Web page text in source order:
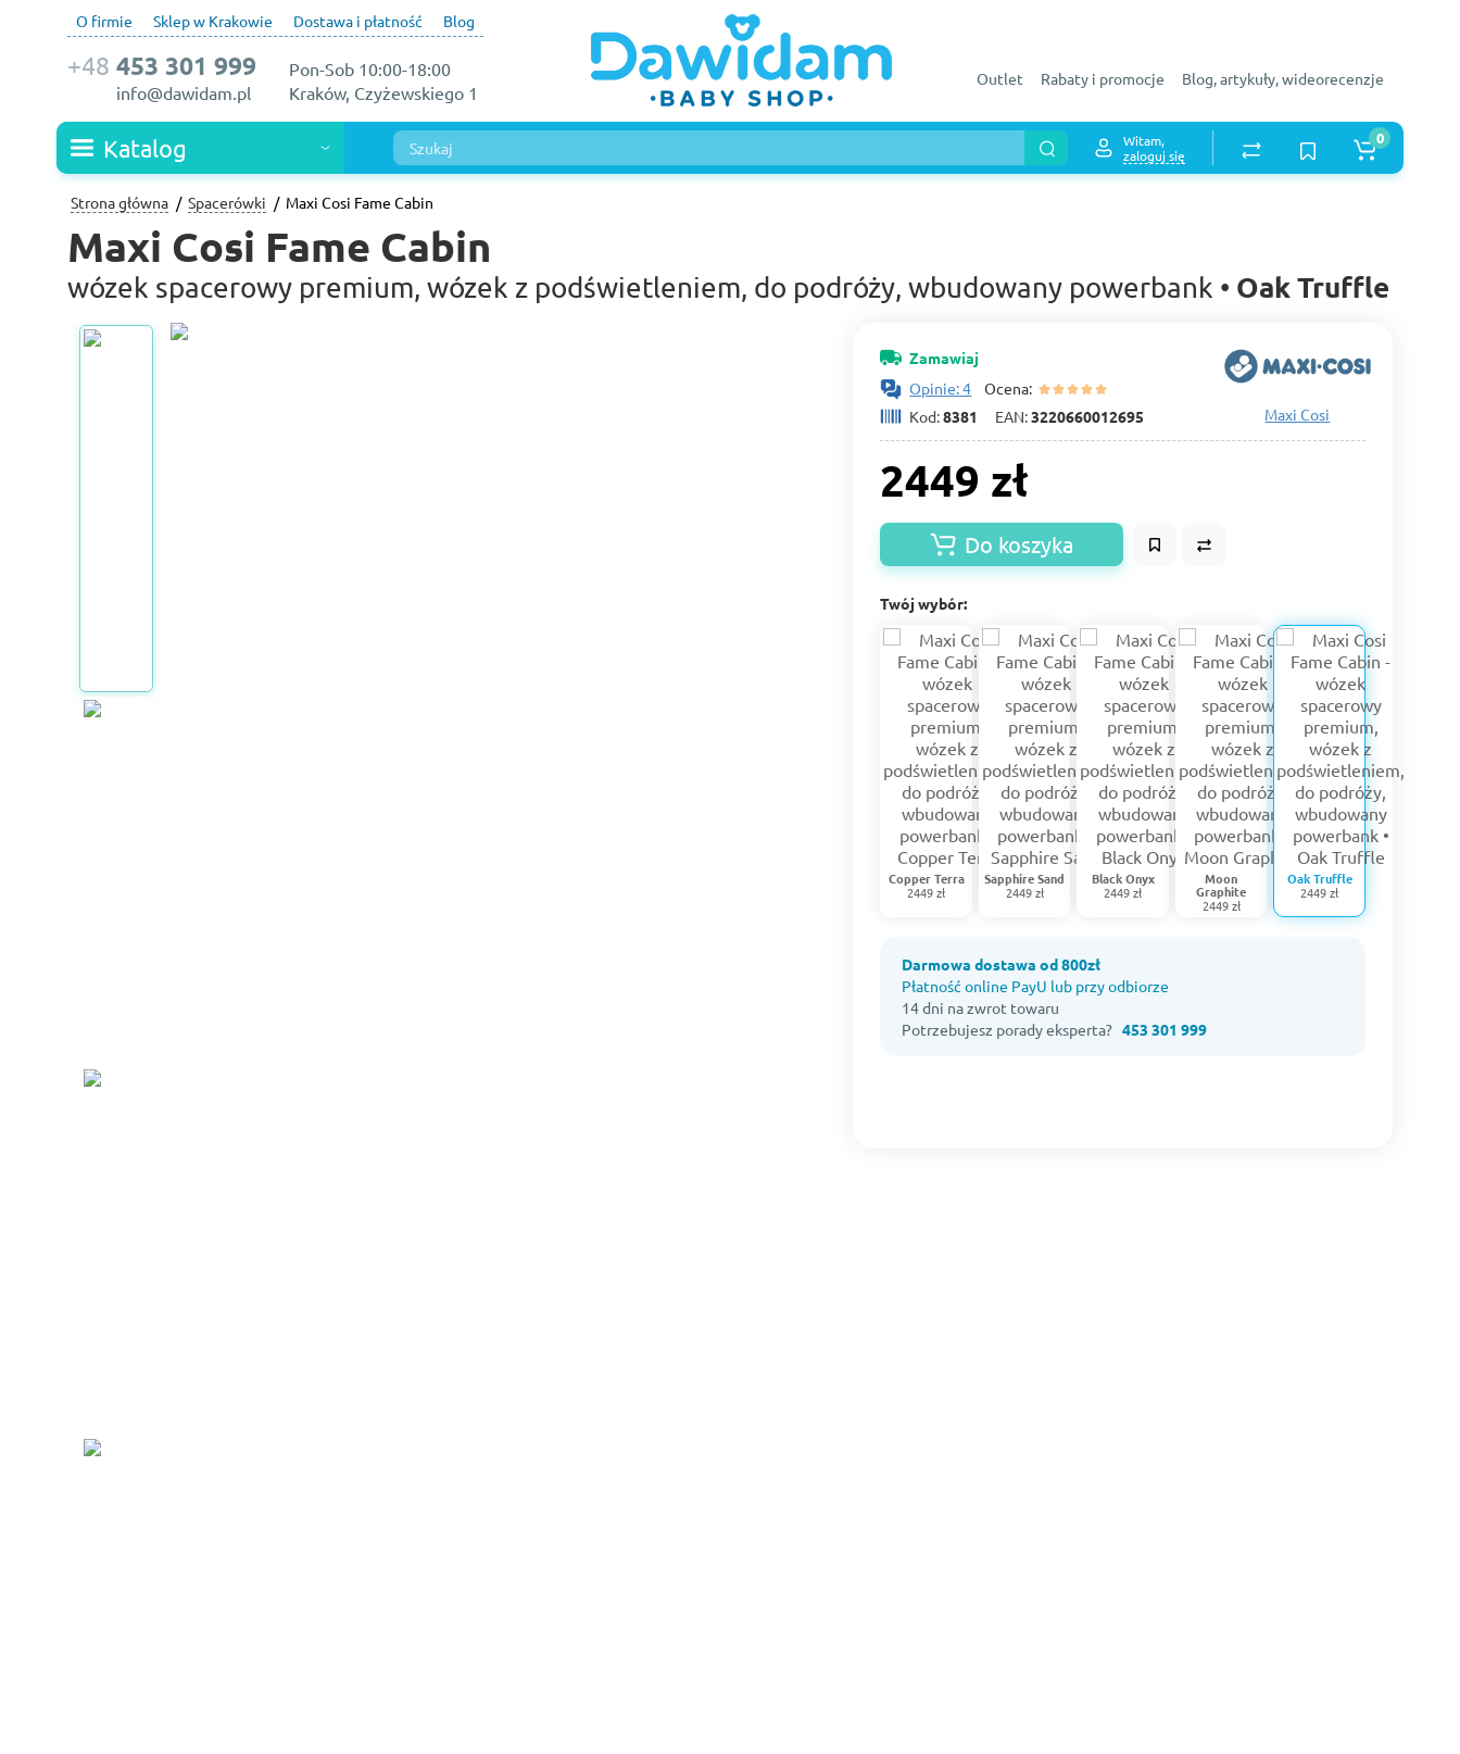
O firmie Sklep w Krakowie Dostawa i płatność Blog
Pon-Sob 10:00-18:00
Kraków, Czyżewskiego 1
+48 453 301 999
info@dawidam.pl
Outlet Rabaty i promocje Blog, artykuły, wideorecenzje
Katalog
Witam,
zaloguj się
0
Strona główna Spacerówki Maxi Cosi Fame Cabin
Maxi Cosi Fame Cabin
wózek spacerowy premium, wózek z podświetleniem, do podróży, wbudowany powerbank • Oak Truffle
Zamawiaj
Opinie: 4 Ocena:
Kod:8381 EAN:3220660012695 Maxi Cosi
2449 zł
Do koszyka
Twój wybór:
Copper Terra
2449 zł
Sapphire Sand
2449 zł
Black Onyx
2449 zł
Moon
Graphite
2449 zł
Oak Truffle
2449 zł
Darmowa dostawa od 800zł
Płatność online PayU lub przy odbiorze
14 dni na zwrot towaru
Potrzebujesz porady eksperta?453 301 999